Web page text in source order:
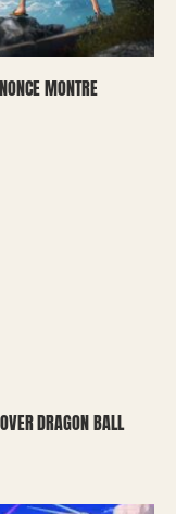
MONTRE
DRAGON BALL